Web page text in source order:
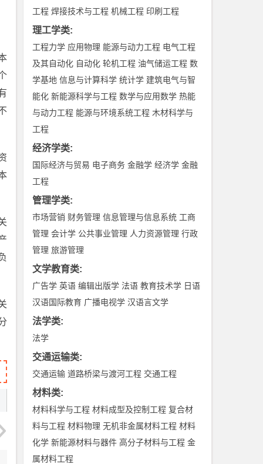
工程 焊接技术与工程 机械工程 印刷工程
理工学类:
工程力学 应用物理 能源与动力工程 电气工程
及其自动化 自动化 轮机工程 油气储运工程 数
学基地 信息与计算科学 统计学 建筑电气与智
能化 新能源科学与工程 数学与应用数学 热能
与动力工程 能源与环境系统工程 木材科学与
工程
经济学类:
国际经济与贸易 电子商务 金融学 经济学 金融
工程
管理学类:
市场营销 财务管理 信息管理与信息系统 工商
管理 会计学 公共事业管理 人力资源管理 行政
管理 旅游管理
文学教育类:
广告学 英语 编辑出版学 法语 教育技术学 日语
汉语国际教育 广播电视学 汉语言文学
法学类:
法学
交通运输类:
交通运输 道路桥梁与渡河工程 交通工程
材料类:
材料科学与工程 材料成型及控制工程 复合材
料与工程 材料物理 无机非金属材料工程 材料
化学 新能源材料与器件 高分子材料与工程 金
属材料工程